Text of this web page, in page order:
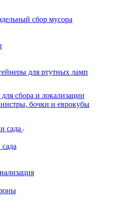
сбор мусора
для ртутных ламп
сбора и локализации
бочки и еврокубы
сада